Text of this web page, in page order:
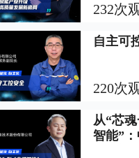
232次
自主可
220次
从“芯
智能”